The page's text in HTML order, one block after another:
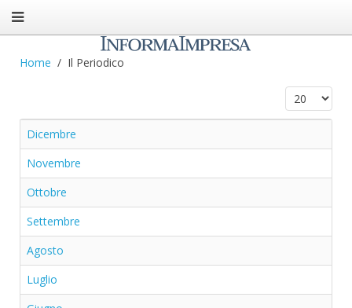
Home Il Periodico
Visualizza n.
Dicembre
Novembre
Ottobre
Settembre
Agosto
Luglio